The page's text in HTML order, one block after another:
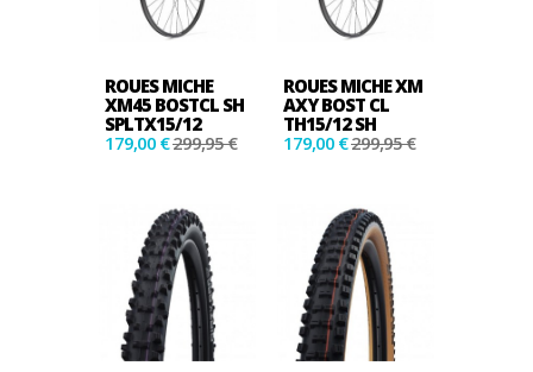
ROUES MICHE
XM45 BOSTCL SH
SPLTX15/12
179,00 €299,95 €
ROUES MICHE XM
AXY BOST CL
TH15/12 SH
179,00 €299,95 €